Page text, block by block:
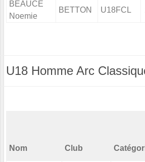
BEAUCE
Noemie
BETTON U18FCL
U18 Homme Arc
Nom Club